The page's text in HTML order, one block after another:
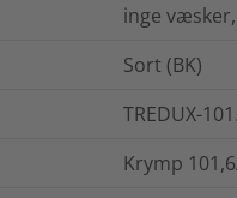
inge
Sort (BK)
TREDUX-
Krymp